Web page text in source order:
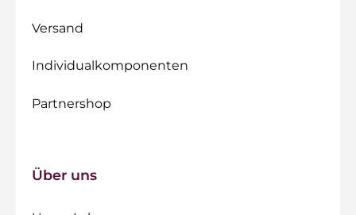
Versand
Individualkomponenten
Partnershop
Über uns